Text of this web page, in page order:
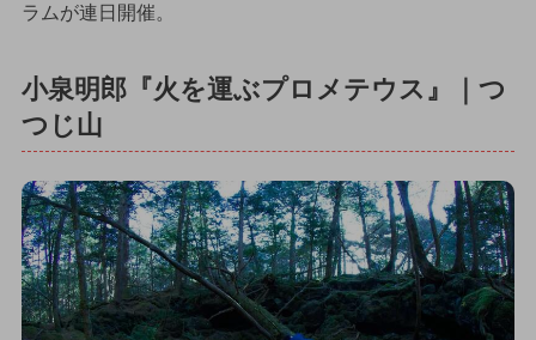
ラムが連日開催。
小泉明郎『火を運ぶプロメテウス』｜つ
つじ山